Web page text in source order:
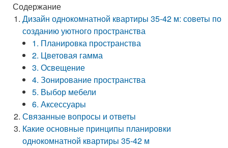
Содержание
Дизайн однокомнатной квартиры 35-42 м: советы по
созданию уютного пространства
1. Планировка пространства
2. Цветовая гамма
3. Освещение
4. Зонирование пространства
5. Выбор мебели
6. Аксессуары
Связанные вопросы и ответы
Какие основные принципы планировки
однокомнатной квартиры 35-42 м